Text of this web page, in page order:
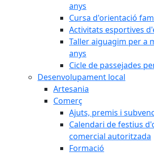
anys
Cursa d'orientació
Activitats esportives
Taller aiguagim per a
anys
Cicle de passejades
Desenvolupament local
Artesania
Comerç
Ajuts, premis i
Calendari de festius
comercial autoritzada
Formació